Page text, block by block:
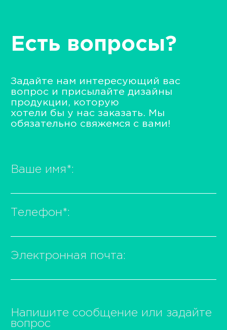
Есть вопросы?
Задайте нам интересующий вас
вопрос и присылайте дизайны
продукции, которую
хотели бы у нас заказать. Мы
обязательно свяжемся с вами!
Ваше имя *:
Телефон *:
Электронная почта:
Напишите сообщение или задайте
вопрос